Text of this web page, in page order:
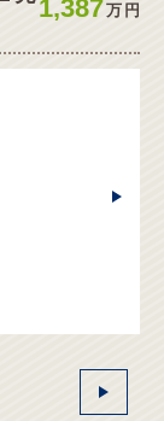
1,387万 円